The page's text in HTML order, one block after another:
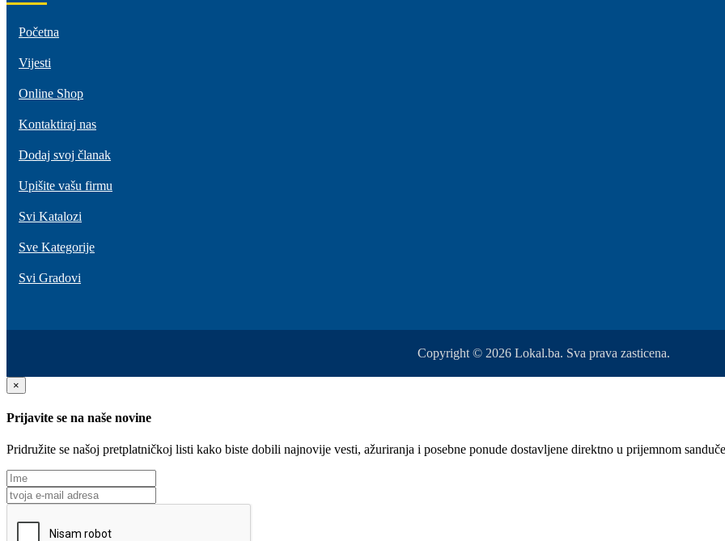
Početna
Vijesti
Online Shop
Kontaktiraj nas
Dodaj svoj članak
Upišite vašu firmu
Svi Katalozi
Sve Kategorije
Svi Gradovi
Copyright © 2026 Lokal.ba. Sva prava zasticena.
×
Prijavite se na naše novine
Pridružite se našoj pretplatničkoj listi kako biste dobili najnovije vesti, ažuriranja i posebne ponude dostavljene direktno u prijemnom